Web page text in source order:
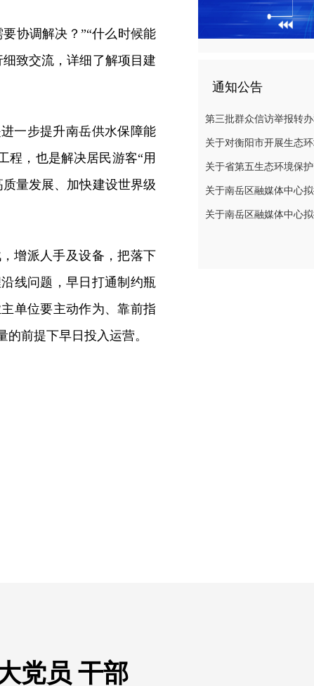
协调解决？”“什么时候能
致交流，详细了解项目建
一步提升南岳供水保障能
程，也是解决居民游客“用
量发展、加快建设世界级
增派人手及设备，把落下
线问题，早日打通制约瓶
单位要主动作为、靠前指
前提下早日投入运营。
通知公告
党员 干部